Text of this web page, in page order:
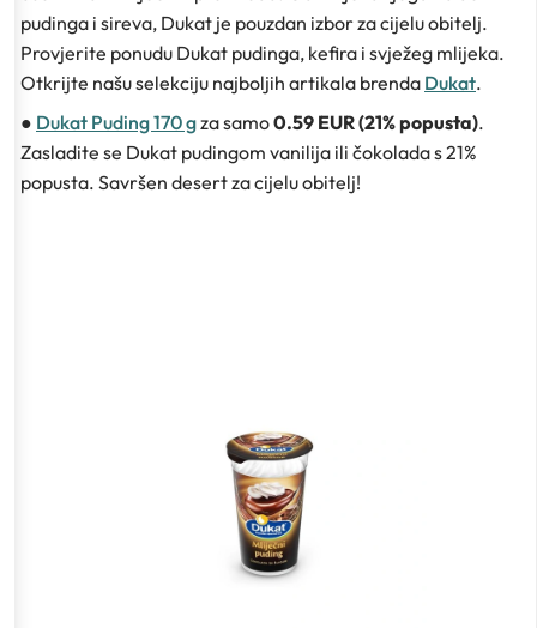
pudinga i sireva, Dukat je pouzdan izbor za cijelu obitelj.
Provjerite ponudu Dukat pudinga, kefira i svježeg mlijeka.
Otkrijte našu selekciju najboljih artikala brenda Dukat.
● Dukat Puding 170 gza samo0.59 EUR (21% popusta).
Zasladite se Dukat pudingom vanilija ili čokolada s 21%
popusta. Savršen desert za cijelu obitelj!